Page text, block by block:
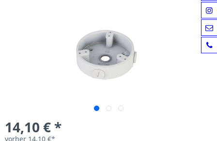
14,10 € *
vorher 14,10 €*